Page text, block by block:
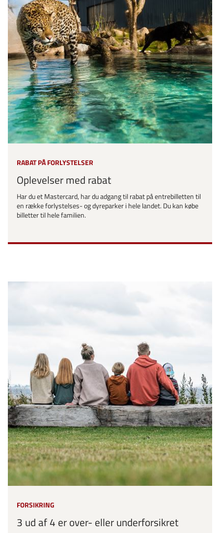
RABAT PÅ FORLYSTELSER
Oplevelser med rabat
Har du et Mastercard, har du adgang til rabat på entrebilletten til
en række forlystelses- og dyreparker i hele landet. Du kan købe
billetter til hele familien.
FORSIKRING
3 ud af 4 er over- eller underforsikret